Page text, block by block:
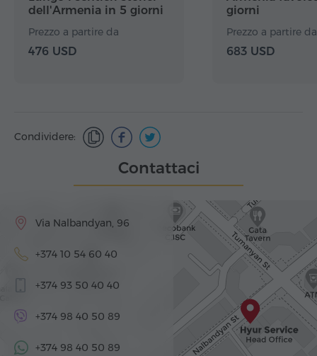
dell'Armenia in 5 giorni
Prezzo a partire da
476 USD
giorni
Prezzo a partire da
683 USD
Condividere:
Contattaci
Via Nalbandyan, 96
+374 10 54 60 40
+374 93 50 40 40
+374 98 40 50 89
+374 98 40 50 89